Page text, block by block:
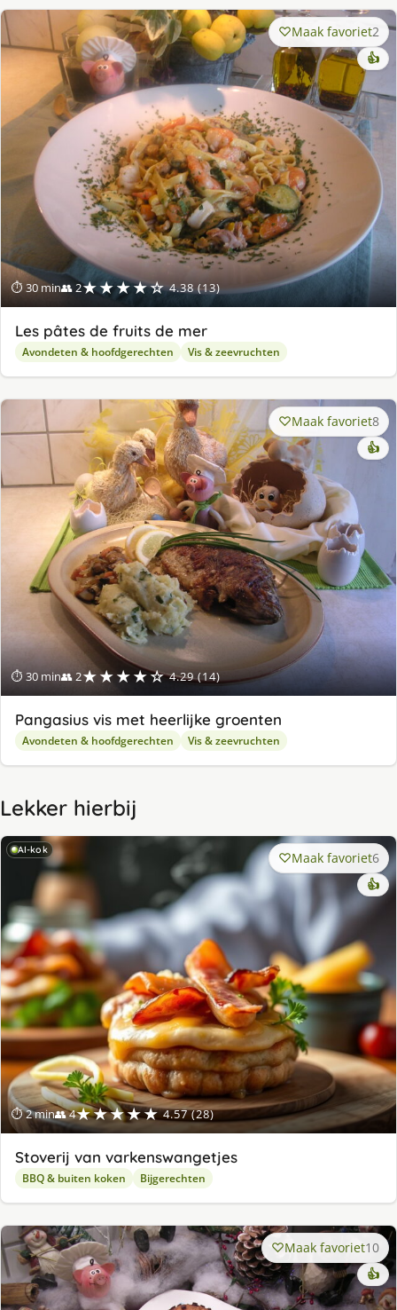
⏱ 30 min👥 2★★★★☆ 4.38 (13)
Maak favoriet2
👍
Les pâtes de fruits de mer
Avondeten & hoofdgerechten Vis & zeevruchten
⏱ 30 min👥 2★★★★☆ 4.29 (14)
Maak favoriet8
👍
Pangasius vis met heerlijke groenten
Avondeten & hoofdgerechten Vis & zeevruchten
Lekker hierbij
AI-kok
⏱ 2 min👥 4★★★★★ 4.57 (28)
Maak favoriet6
👍
Stoverij van varkenswangetjes
BBQ & buiten koken Bijgerechten
Maak favoriet10
👍